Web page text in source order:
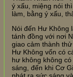
ý xấu, miệng nói
làm, bằng ý xấu,
Nói đến Hư Không
tánh đồng với nơi
giao cảm thành
Hư Không vốn có
hư không không
sáng, đến khi Cơ